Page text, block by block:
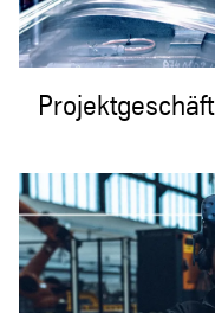
Projektgeschäft